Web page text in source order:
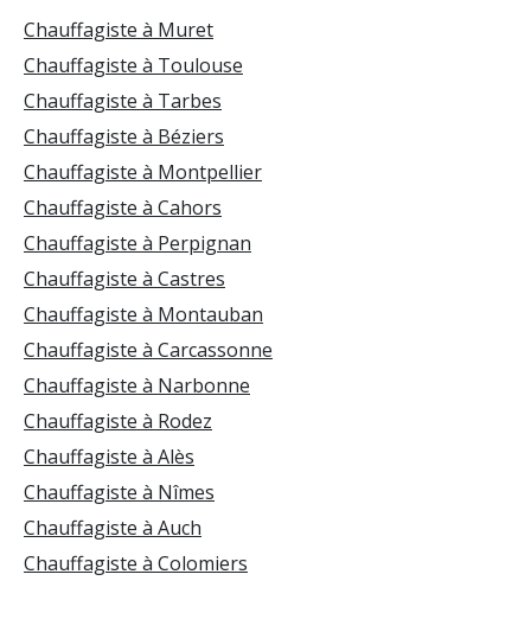
Chauffagiste à Muret
Chauffagiste à Toulouse
Chauffagiste à Tarbes
Chauffagiste à Béziers
Chauffagiste à Montpellier
Chauffagiste à Cahors
Chauffagiste à Perpignan
Chauffagiste à Castres
Chauffagiste à Montauban
Chauffagiste à Carcassonne
Chauffagiste à Narbonne
Chauffagiste à Rodez
Chauffagiste à Alès
Chauffagiste à Nîmes
Chauffagiste à Auch
Chauffagiste à Colomiers